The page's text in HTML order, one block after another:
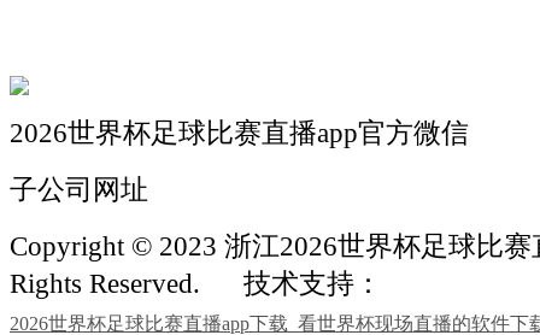
2026世界杯足球比赛直播app官方微信
子公司网址
Copyright © 2023 浙江2026世界杯足球比
Rights Reserved.
技术支持：
2026世界杯足球比赛直播app下载_看世界杯现场直播的软件下